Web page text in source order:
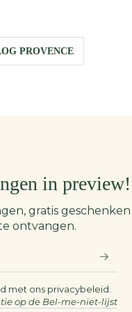
PROVENCE
in preview!
gratis
ontvangen.
met ons privacybeleid.
op de Bel-me-niet-lijst